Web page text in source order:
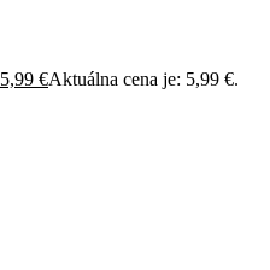
5,99 €Aktuálna cena je: 5,99 €.